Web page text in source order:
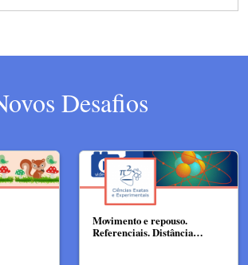
Desafios
Movimento e repouso.
Referenciais. Distância…